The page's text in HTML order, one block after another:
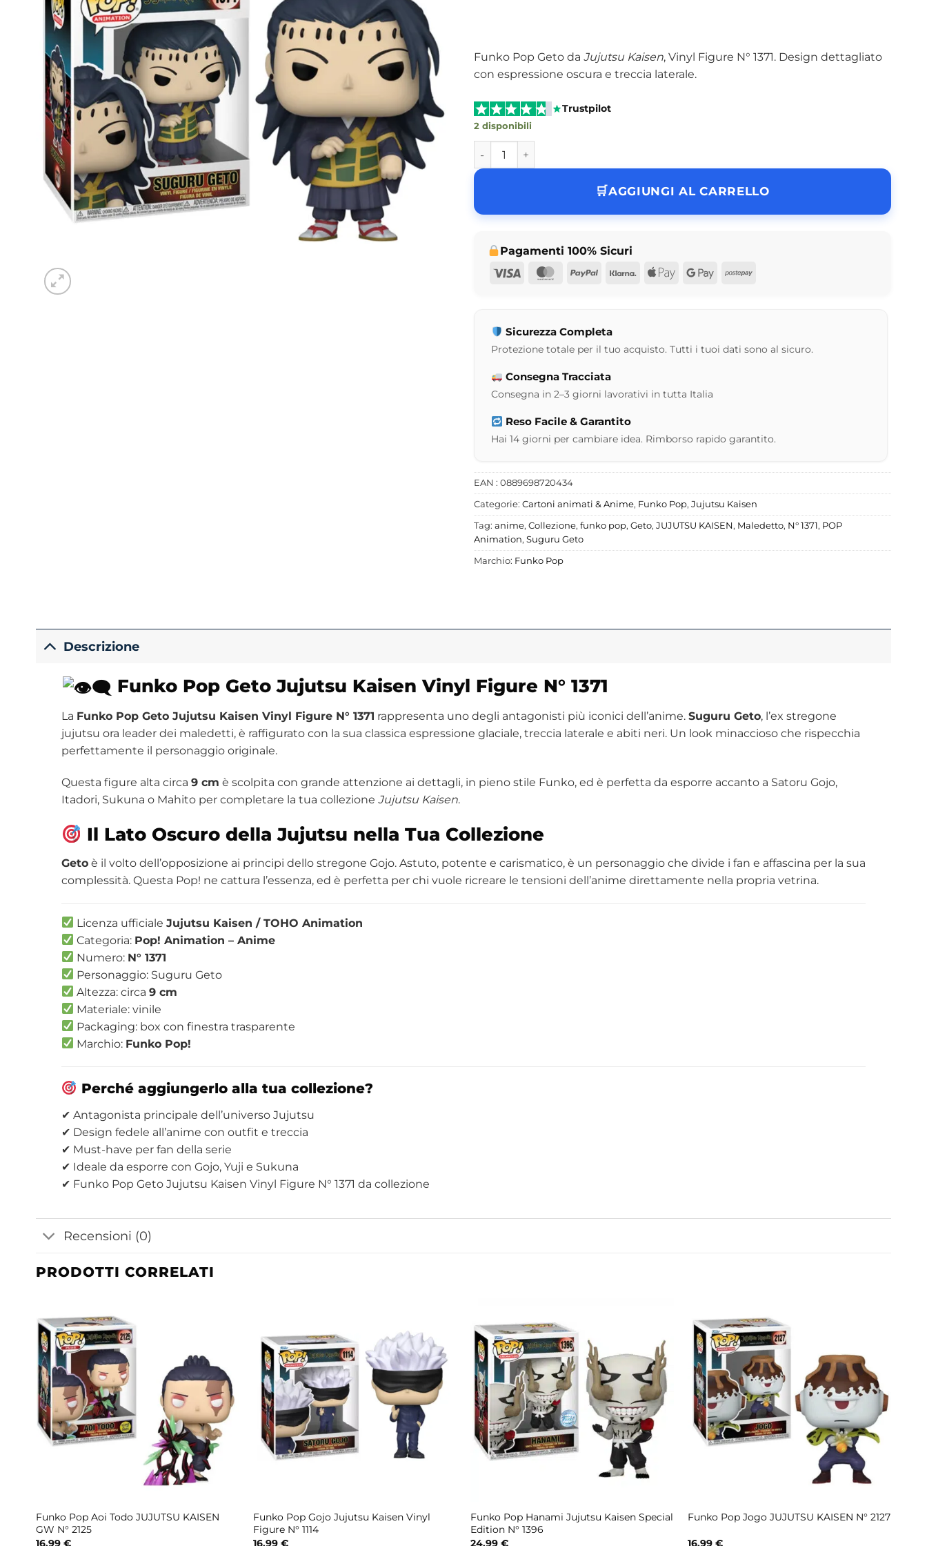
Funko Pop Geto da Jujutsu Kaisen, Vinyl Figure N° 1371. Design dettagliato
con espressione oscura e treccia laterale.
Trustpilot
2 disponibili
Funko Pop Geto Jujutsu Kaisen Vinyl Figure N° 1371 quantità
AGGIUNGI AL CARRELLO
Pagamenti 100% Sicuri
Visa
MasterCard
PayPalKlarna Apple GooglePostepay
Sicurezza Completa
Protezione totale per il tuo acquisto. Tutti i tuoi dati sono al sicuro.
Consegna Tracciata
Consegna in 2–3 giorni lavorativi in tutta Italia
Reso Facile & Garantito
Hai 14 giorni per cambiare idea. Rimborso rapido garantito.
EAN : 0889698720434
Categorie: Cartoni animati & Anime, Funko Pop, Jujutsu Kaisen
Tag: anime, Collezione, funko pop, Geto, JUJUTSU KAISEN, Maledetto, N° 1371, POP
Animation, Suguru Geto
Marchio: Funko Pop
Descrizione
Funko Pop Geto Jujutsu Kaisen Vinyl Figure N° 1371
La Funko Pop Geto Jujutsu Kaisen Vinyl Figure N° 1371 rappresenta uno degli antagonisti più iconici dell’anime. Suguru Geto, l’ex stregone
jujutsu ora leader dei maledetti, è raffigurato con la sua classica espressione glaciale, treccia laterale e abiti neri. Un look minaccioso che rispecchia
perfettamente il personaggio originale.
Questa figure alta circa 9 cm è scolpita con grande attenzione ai dettagli, in pieno stile Funko, ed è perfetta da esporre accanto a Satoru Gojo,
Itadori, Sukuna o Mahito per completare la tua collezione Jujutsu Kaisen.
Il Lato Oscuro della Jujutsu nella Tua Collezione
Getoè il volto dell’opposizione ai principi dello stregone Gojo. Astuto, potente e carismatico, è un personaggio che divide i fan e affascina per la sua
complessità. Questa Pop! ne cattura l’essenza, ed è perfetta per chi vuole ricreare le tensioni dell’anime direttamente nella propria vetrina.
Licenza ufficialeJujutsu Kaisen / TOHO Animation
Categoria: Pop! Animation – Anime
Numero: N° 1371
Personaggio: Suguru Geto
Altezza: circa9 cm
Materiale: vinile
Packaging: box con finestra trasparente
Marchio: Funko Pop!
Perché aggiungerlo alla tua collezione?
✔ Antagonista principale dell’universo Jujutsu
✔ Design fedele all’anime con outfit e treccia
✔ Must-have per fan della serie
✔ Ideale da esporre con Gojo, Yuji e Sukuna
✔ Funko Pop Geto Jujutsu Kaisen Vinyl Figure N° 1371 da collezione
Recensioni (0)
PRODOTTI CORRELATI
Funko Pop Aoi Todo JUJUTSU KAISEN
GW N° 2125
16,99 €
Funko Pop Gojo Jujutsu Kaisen Vinyl
Figure N° 1114
16,99 €
Funko Pop Hanami Jujutsu Kaisen Special
Edition N° 1396
24,99 €
Funko Pop Jogo JUJUTSU KAISEN N° 2127
16,99 €